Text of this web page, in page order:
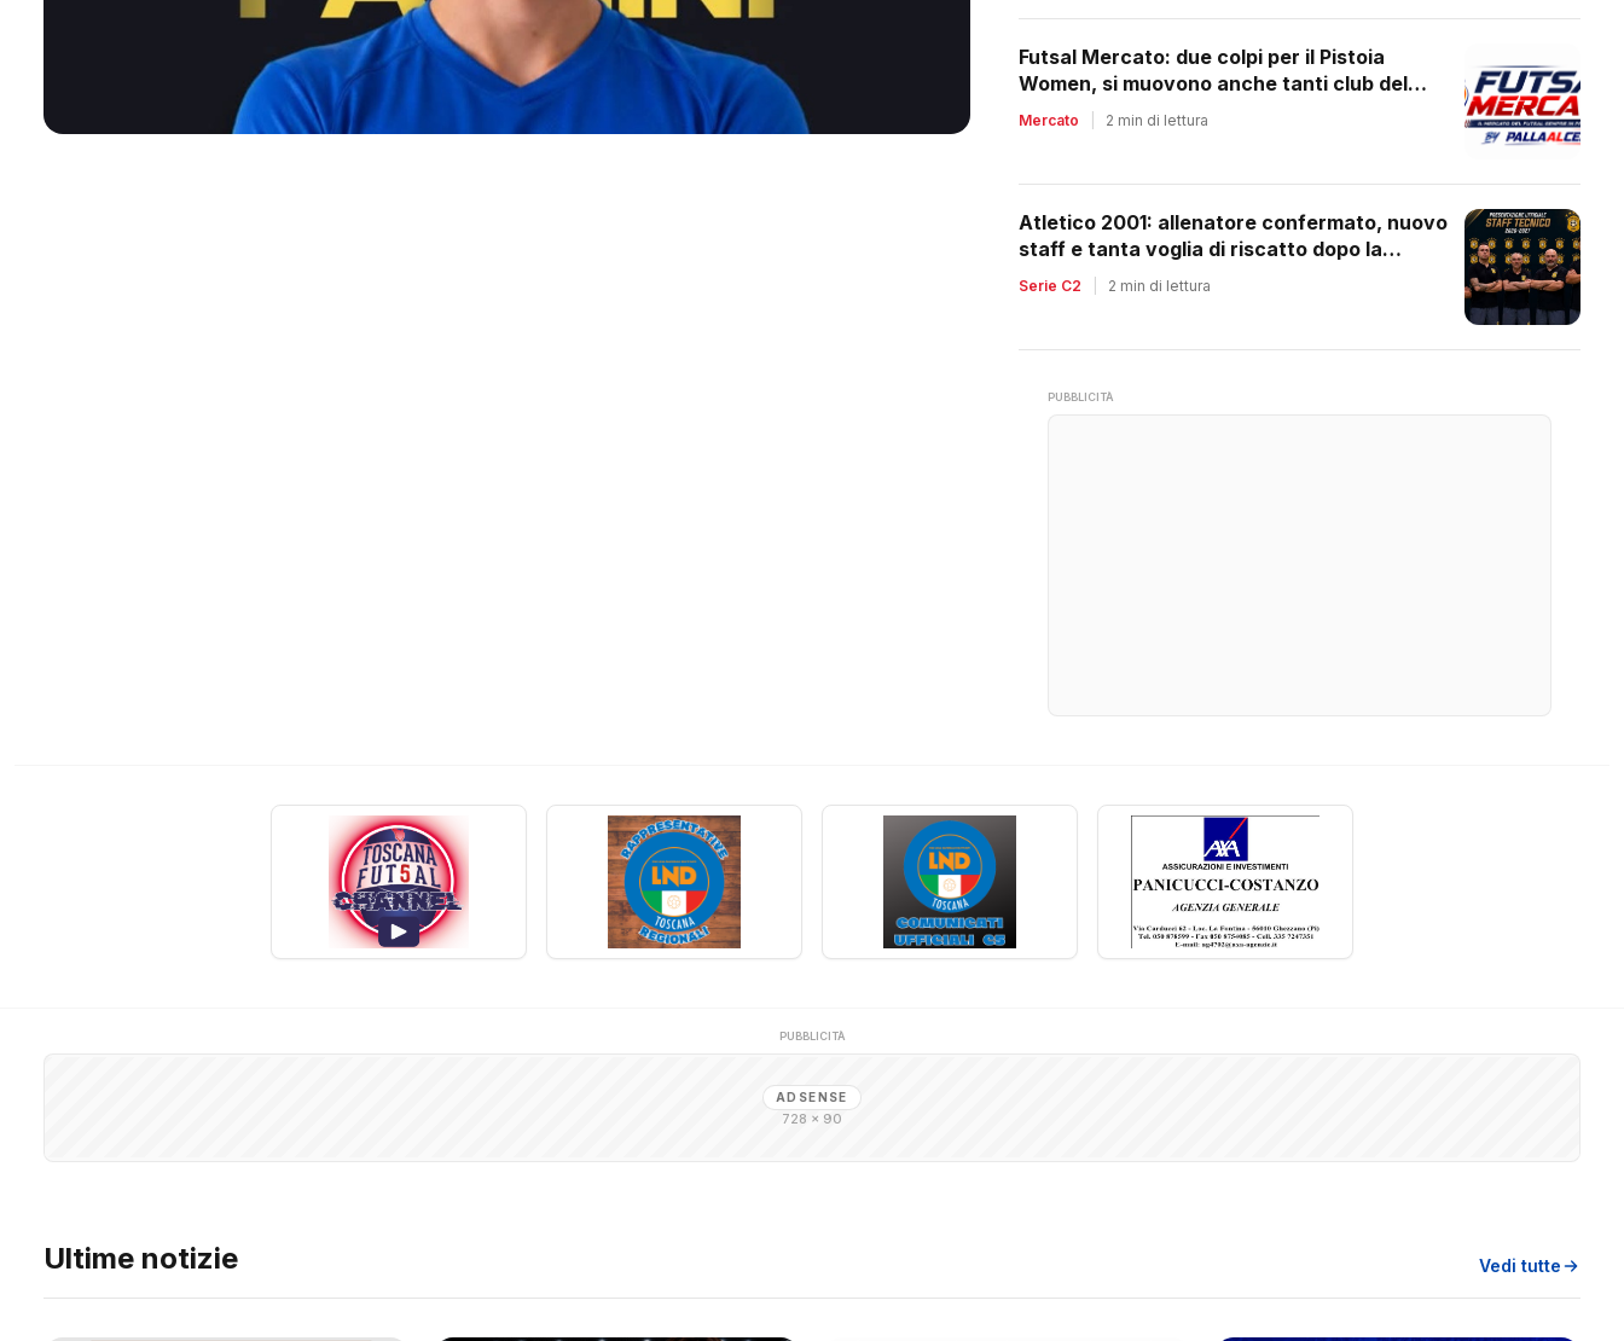
Futsal Mercato: due colpi per il Pistoia
Women, si muovono anche tanti club del
regionale
Mercato 2 min di lettura
Atletico 2001: allenatore confermato, nuovo
staff e tanta voglia di riscatto dopo la
retrocessione
Serie C2 2 min di lettura
PUBBLICITÀ
PUBBLICITÀ
ADSENSE
728 × 90
Ultime notizie Vedi tutte